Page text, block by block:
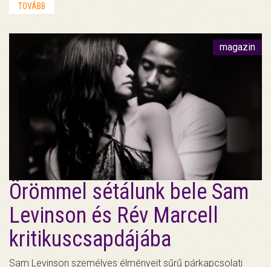
TOVÁBB
magazin
Örömmel sétálunk bele Sam
Levinson és Rév Marcell
kritikuscsapdájába
Sam Levinson személyes élményeit sűrű párkapcsolati